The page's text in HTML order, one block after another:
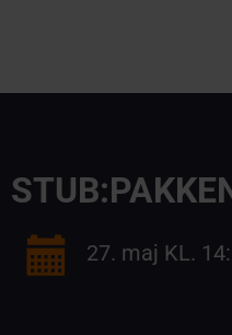
27. maj KL.